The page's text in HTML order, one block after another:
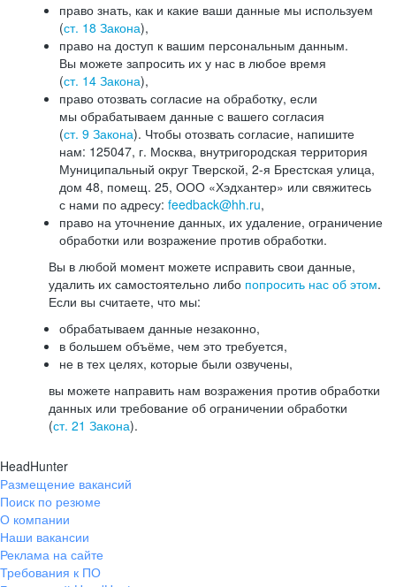
право знать, как и какие ваши данные мы используем
(ст. 18 Закона),
право на доступ к вашим персональным данным.
Вы можете запросить их у нас в любое время
(ст. 14 Закона),
право отозвать согласие на обработку, если
мы обрабатываем данные с вашего согласия
(ст. 9 Закона). Чтобы отозвать согласие, напишите
нам: 125047, г. Москва, внутригородская территория
Муниципальный округ Тверской, 2-я Брестская улица,
дом 48, помещ. 25, ООО «Хэдхантер» или свяжитесь
с нами по адресу: feedback@hh.ru,
право на уточнение данных, их удаление, ограничение
обработки или возражение против обработки.
Вы в любой момент можете исправить свои данные,
удалить их самостоятельно либо попросить нас об этом.
Если вы считаете, что мы:
обрабатываем данные незаконно,
в большем объёме, чем это требуется,
не в тех целях, которые были озвучены,
вы можете направить нам возражения против обработки
данных или требование об ограничении обработки
(ст. 21 Закона).
HeadHunter
Размещение вакансий
Поиск по резюме
О компании
Наши вакансии
Реклама на сайте
Требования к ПО